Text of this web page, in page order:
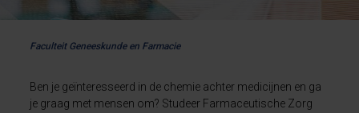
Faculteit Geneeskunde en Farmacie
Ben je geïnteresseerd in de chemie achter medicijnen en ga
je graag met mensen om? Studeer Farmaceutische Zorg